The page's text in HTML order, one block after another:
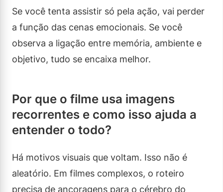
Se você tenta assistir só pela ação, vai perder
a função das cenas emocionais. Se você
observa a ligação entre memória, ambiente e
objetivo, tudo se encaixa melhor.
Por que o filme usa imagens
recorrentes e como isso ajuda a
entender o todo?
Há motivos visuais que voltam. Isso não é
aleatório. Em filmes complexos, o roteiro
precisa de ancoragens para o cérebro do